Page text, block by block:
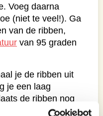
Voeg daarna
(niet te veel!). Ga
van de ribben,
van 95 graden
je de ribben uit
je een laag
de ribben nog
op de grill.